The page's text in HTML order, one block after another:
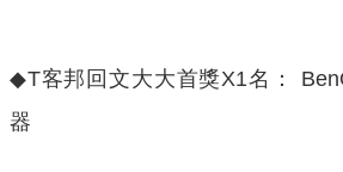
◆T客邦回文大大首獎X1名：
器